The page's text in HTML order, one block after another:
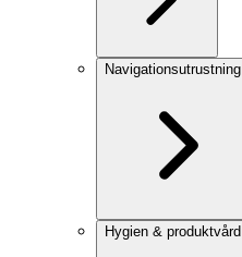
Navigationsutrustning
Hygien & produktvård